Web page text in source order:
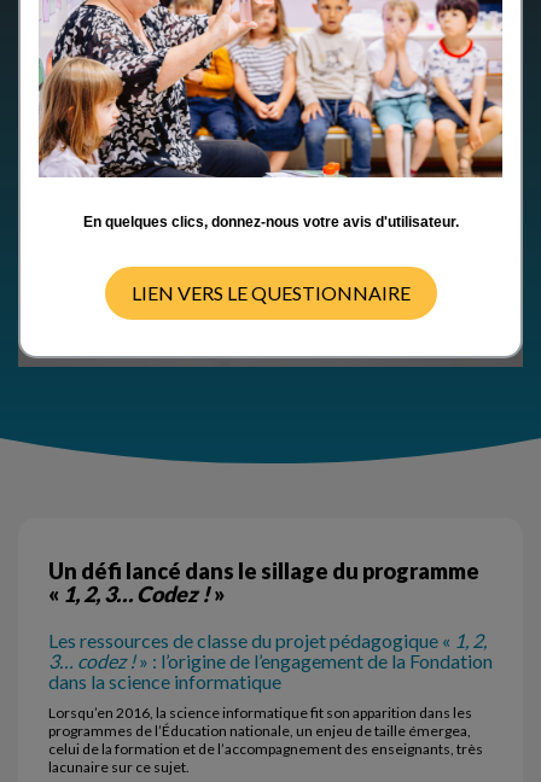
Un défi lancé dans le sillage du programme
« 1, 2, 3… Codez !»
Les ressources de classe du projet pédagogique « 1, 2,
3… codez !» : l’origine de l’engagement de la Fondation
dans la science informatique
Lorsqu’en 2016, la science informatique fit son apparition dans les
programmes de l’Éducation nationale, un enjeu de taille émergea,
celui de la formation et de l’accompagnement des enseignants, très
lacunaire sur ce sujet.
En quelques clics, donnez-nous votre avis d'utilisateur.
LIEN VERS LE QUESTIONNAIRE